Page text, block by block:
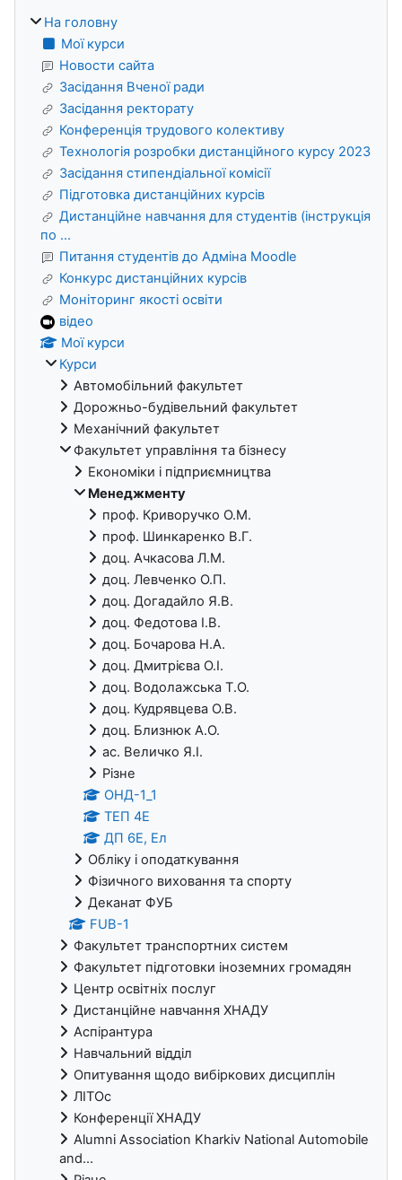
На головну
Мої курси
Новости сайта
Засідання Вченої ради
Засідання ректорату
Конференція трудового колективу
Технологія розробки дистанційного курсу 2023
Засідання стипендіальної комісії
Підготовка дистанційних курсів
Дистанційне навчання для студентів (інструкція
по ...
Питання студентів до Адміна Moodle
Конкурс дистанційних курсів
Моніторинг якості освіти
відео
Мої курси
Курси
Автомобільний факультет
Дорожньо-будівельний факультет
Механічний факультет
Факультет управління та бізнесу
Економіки i підприємництва
Менеджменту
проф. Криворучко О.М.
проф. Шинкаренко В.Г.
доц. Ачкасова Л.М.
доц. Левченко О.П.
доц. Догадайло Я.В.
доц. Федотова І.В.
доц. Бочарова Н.А.
доц. Дмитрієва О.І.
доц. Водолажська Т.О.
доц. Кудрявцева О.В.
доц. Близнюк А.О.
ас. Величко Я.І.
Різне
ОНД-1_1
ТЕП 4Е
ДП 6Е, Ел
Обліку і оподаткування
Фізичного виховання та спорту
Деканат ФУБ
FUB-1
Факультет транспортних систем
Факультет підготовки іноземних громадян
Центр освітніх послуг
Дистанційне навчання ХНАДУ
Аспірантура
Навчальний відділ
Опитування щодо вибіркових дисциплін
ЛІТОс
Конференції ХНАДУ
Alumni Association Kharkiv National Automobile
and...